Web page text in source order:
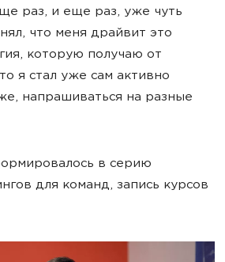
раз, и еще раз, уже чуть
что меня драйвит это
которую получаю от
я стал уже сам активно
напрашиваться на разные
в серию
для команд, запись курсов